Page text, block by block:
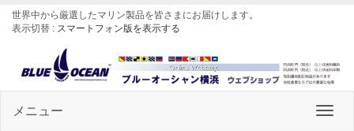
世界中から厳選したマリン製品を皆さまにお届けします。
表示切替 : スマートフォン版を表示する
メニュー